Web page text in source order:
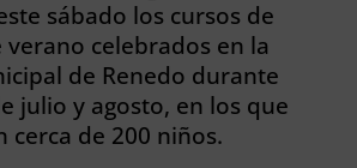
sábado los cursos de
celebrados en la
de Renedo durante
julio y agosto, en los que
cerca de 200 niños.